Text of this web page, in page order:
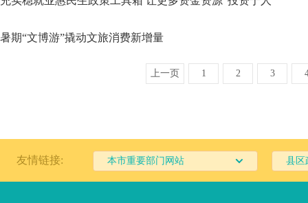
暑期“文博游”撬动文旅消费新增量
上一页 1 2 3
友情链接: 本市重要部门网站 县区